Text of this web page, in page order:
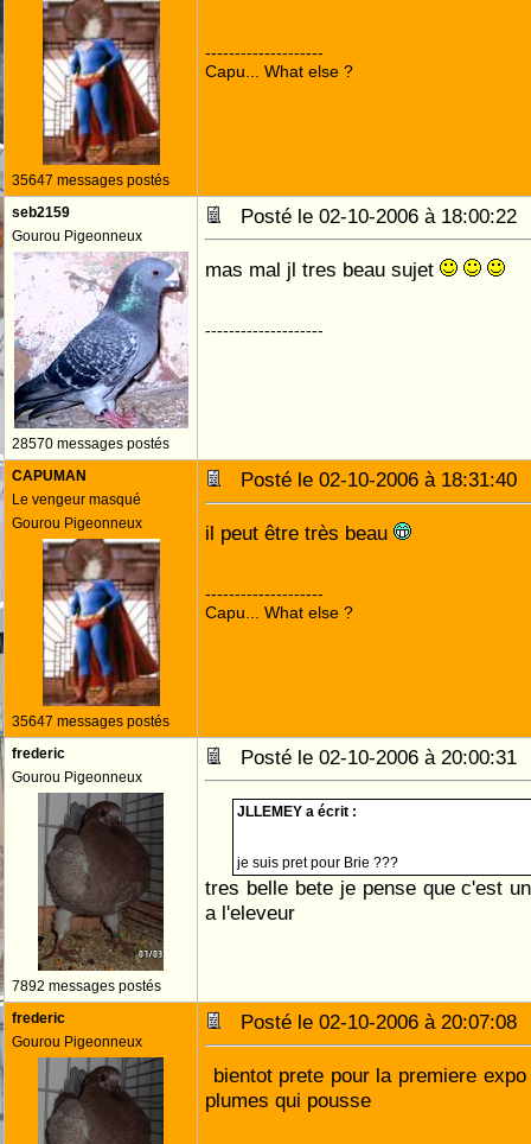
35647 messages postés
--------------------
Capu... What else ?
seb2159
Gourou Pigeonneux
28570 messages postés
Posté le 02-10-2006 à
mas mal jl tres beau sujet
--------------------
CAPUMAN
Le vengeur masqué
Gourou Pigeonneux
35647 messages postés
Posté le 02-10-2006 à
il peut être très beau
--------------------
Capu... What else ?
frederic
Gourou Pigeonneux
7892 messages postés
Posté le 02-10-2006 à
JLLEMEY a écrit :
je suis pret pour Brie ???
tres belle bete je pense que c'est
a l'eleveur
frederic
Gourou Pigeonneux
Posté le 02-10-2006 à
bientot prete pour la premiere
plumes qui pousse